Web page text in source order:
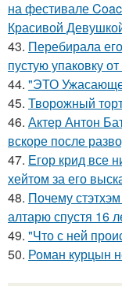
на фестивале
Красивой
43. Перебирала
пустую упаковку
44. "ЭТО
45. Творожный
46. Актер Антон
вскоре после
47. Егор крид все
хейтом за его
48. Почему
алтарю спустя 16
49. "Что с ней
50. Роман курцын